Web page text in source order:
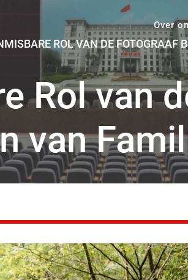
Over
ROL VAN DE FOTOGRAAF
Rol van
van